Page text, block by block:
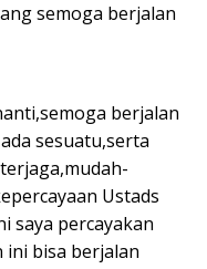
semoga berjalan
berjalan
sesuatu,serta
Ustads
saya percayakan
ini bisa berjalan